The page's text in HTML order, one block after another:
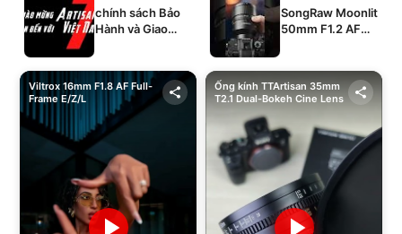
chính sách Bảo
Hành và Giao
SongRaw Moonlit
50mm F1.2 AF
Viltrox 16mm F1.8 AF Full-
Frame E/Z/L
Ống kính TTArtisan 35mm
T2.1 Dual-Bokeh Cine Lens